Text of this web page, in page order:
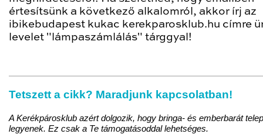
értesítsünk a következő alkalomról, akkor írj az
ibikebudapest kukac kerekparosklub.hu címre
levelet "lámpaszámlálás" tárggyal!
Tetszett a cikk? Maradjunk kapcsolatban!
A Kerékpárosklub azért dolgozik, hogy bringa- és emberbarát
legyenek. Ez csak a Te támogatásoddal lehetséges.